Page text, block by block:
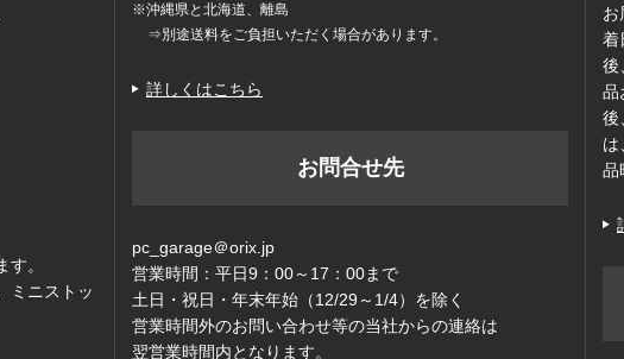
。
ミニストッ
※沖縄県と北海道、離島
⇒別途送料をご負担いただく場合があります。
詳しくはこちら
お問合せ先
pc_garage＠orix.jp
営業時間：平日9：00～17：00まで
土日・祝日・年末年始（12/29～1/4）を除く
営業時間外のお問い合わせ等の当社からの連絡は
翌営業時間内となります。
お
着
後
品
後
は
品